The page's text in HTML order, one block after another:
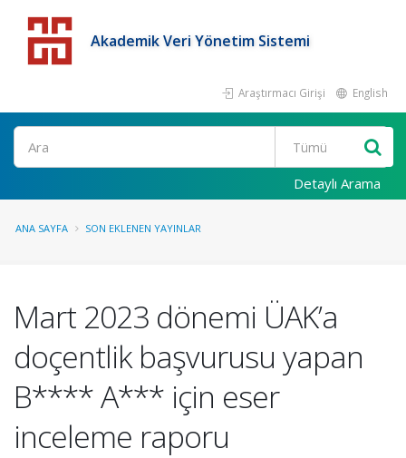
Akademik Veri Yönetim Sistemi
Araştırmacı Girişi English
Detaylı Arama
ANA SAYFA SON EKLENEN YAYINLAR
Mart 2023 dönemi ÜAK’a
doçentlik başvurusu yapan
B**** A*** için eser
inceleme raporu